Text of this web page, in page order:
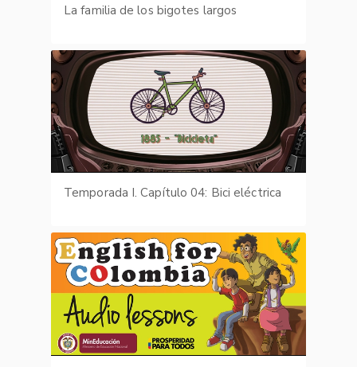
La familia de los bigotes largos
Temporada I. Capítulo 04: Bici eléctrica